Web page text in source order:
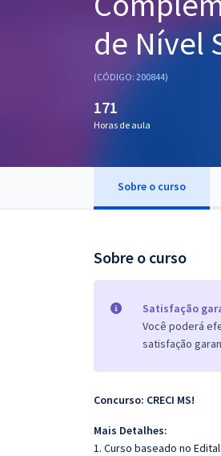
Questões grátis
de Nível
(CÓDIGO: 200844)
171
Horas de aula
Sobre o curso
Sobre o curso
Satisfação
Você poderá
satisfação
Concurso: CRECI MS!
Mais Detalhes:
1. Curso baseado no Edital